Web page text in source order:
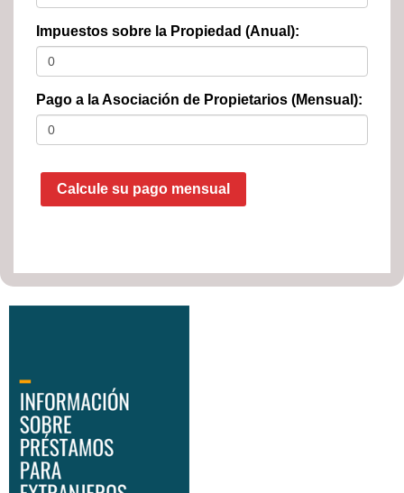
Impuestos sobre la Propiedad (Anual):
Pago a la Asociación de Propietarios (Mensual):
Calcule su pago mensual